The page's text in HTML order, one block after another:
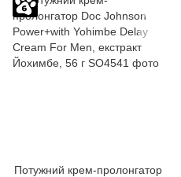
Потужний крем-пролонгатор